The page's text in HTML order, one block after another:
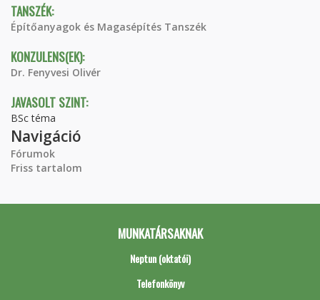
TANSZÉK:
Építőanyagok és Magasépítés Tanszék
KONZULENS(EK):
Dr. Fenyvesi Olivér
JAVASOLT SZINT:
BSc téma
Navigáció
Fórumok
Friss tartalom
MUNKATÁRSAKNAK
Neptun (oktatói)
Telefonkönyv